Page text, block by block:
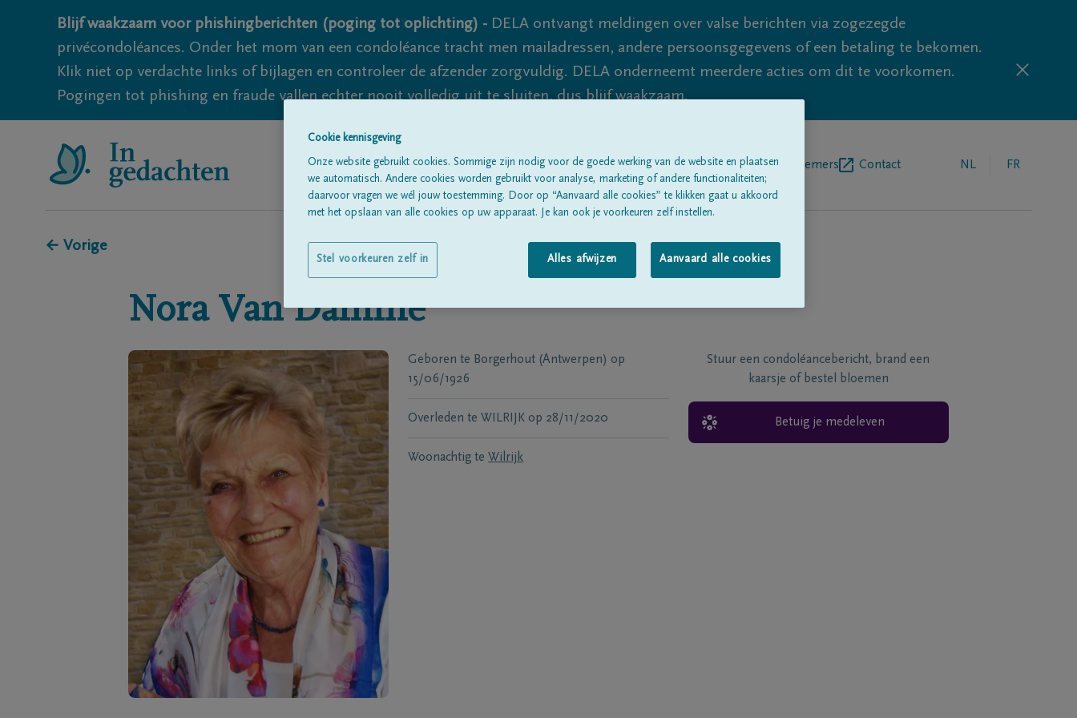
Blijf waakzaam voor phishingberichten (poging tot oplichting) - DELA ontvangt meldingen over valse berichten via zogezegde
privécondoléances. Onder het mom van een condoléance tracht men mailadressen, andere persoonsgegevens of een betaling te bekomen.
Klik niet op verdachte links of bijlagen en controleer de afzender zorgvuldig. DELA onderneemt meerdere acties om dit te voorkomen.
Pogingen tot phishing en fraude vallen echter nooit volledig uit te sluiten, dus blijf waakzaam.
Alle rouwberichtenOver onsBegrafenisondernemers Contact NL FR
← Vorige
Nora Van Damme
Geboren te Borgerhout (Antwerpen) op
15/06/1926
Overleden te WILRIJK op 28/11/2020
Woonachtig te Wilrijk
Stuur een condoléancebericht, brand een
kaarsje of bestel bloemen
Betuig je medeleven
Cookie kennisgeving
Onze website gebruikt cookies. Sommige zijn nodig voor de goede werking van de website en plaatsen
we automatisch. Andere cookies worden gebruikt voor analyse, marketing of andere functionaliteiten;
daarvoor vragen we wél jouw toestemming. Door op “Aanvaard alle cookies” te klikken gaat u akkoord
met het opslaan van alle cookies op uw apparaat. Je kan ook je voorkeuren zelf instellen.
Alles afwijzen Aanvaard alle cookies
Stel voorkeuren zelf in